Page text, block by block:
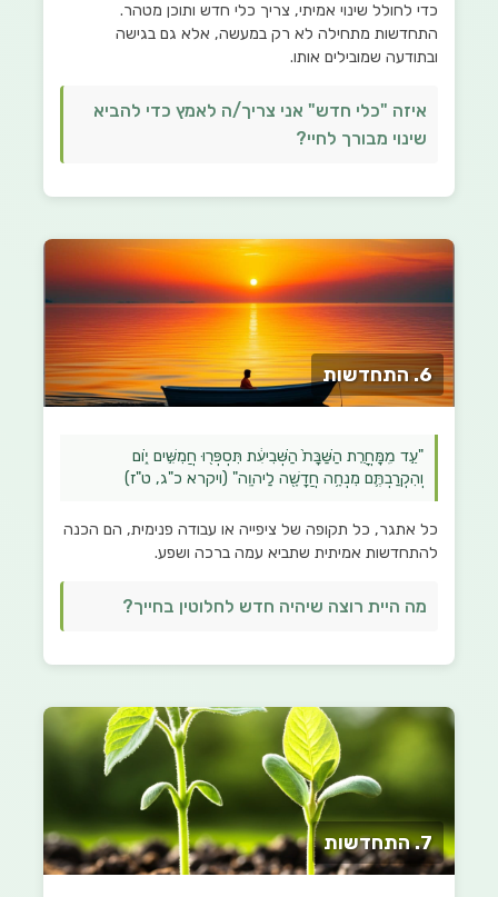
כדי לחולל שינוי אמיתי, צריך כלי חדש ותוכן מטהר.
התחדשות מתחילה לא רק במעשה, אלא גם בגישה
ובתודעה שמובילים אותו.
איזה "כלי חדש" אני צריך/ה לאמץ כדי להביא
שינוי מבורך לחיי?
"עַ֣ד מִֽמׇּחֳרַ֤ת הַשַּׁבָּת֙ הַשְּׁבִיעִ֔ת תִּסְפְּר֖וּ חֲמִשִּׁ֣ים י֑וֹם
וְהִקְרַבְתֶּ֛ם מִנְחָ֥ה חֲדָשָׁ֖ה לַיהוָֽה" (ויקרא כ"ג, ט"ז)
כל אתגר, כל תקופה של ציפייה או עבודה פנימית, הם הכנה
להתחדשות אמיתית שתביא עמה ברכה ושפע.
מה היית רוצה שיהיה חדש לחלוטין בחייך?